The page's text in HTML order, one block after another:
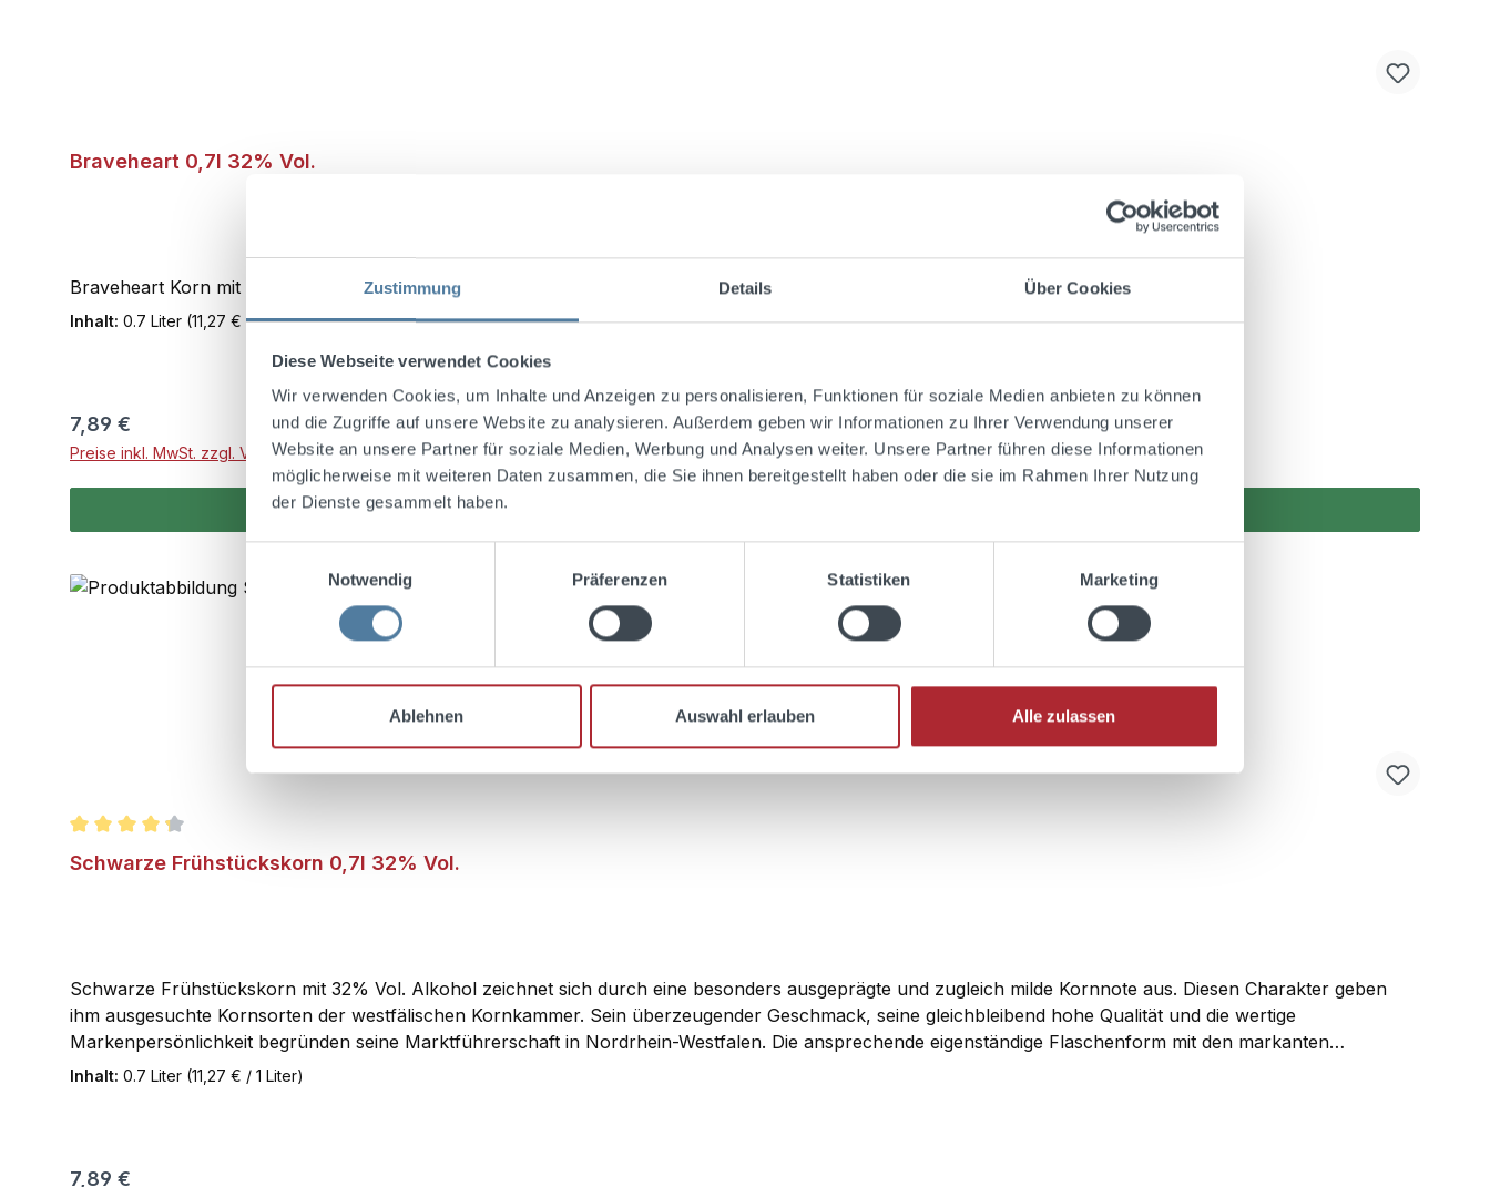
Zustimmung Details Über Cookies
Diese Webseite verwendet Cookies
Wir verwenden Cookies, um Inhalte und Anzeigen zu personalisieren, Funktionen für soziale Medien anbieten zu können
und die Zugriffe auf unsere Website zu analysieren. Außerdem geben wir Informationen zu Ihrer Verwendung unserer
Website an unsere Partner für soziale Medien, Werbung und Analysen weiter. Unsere Partner führen diese Informationen
möglicherweise mit weiteren Daten zusammen, die Sie ihnen bereitgestellt haben oder die sie im Rahmen Ihrer Nutzung
der Dienste gesammelt haben.
Notwendig
Präferenzen Statistiken Marketing
Ablehnen Auswahl erlauben Alle zulassen
Braveheart 0,7l 32% Vol.
Braveheart Korn mit seinen milden 32% vol. ist der Korn für Genießer.
Inhalt: 0.7 Liter (11,27 € / 1 Liter)
Regulärer Preis:
7,89 €
Preise inkl. MwSt. zzgl. Versandkosten
Durchschnittliche Bewertung von 4.2 von 5 Sternen
Schwarze Frühstückskorn 0,7l 32% Vol.
Schwarze Frühstückskorn mit 32% Vol. Alkohol zeichnet sich durch eine besonders ausgeprägte und zugleich milde Kornnote aus. Diesen Charakter geben
ihm ausgesuchte Kornsorten der westfälischen Kornkammer. Sein überzeugender Geschmack, seine gleichbleibend hohe Qualität und die wertige
Markenpersönlichkeit begründen seine Marktführerschaft in Nordrhein-Westfalen. Die ansprechende eigenständige Flaschenform mit den markanten
Prägungen spiegelt diese einzigartige Qualität wider. Markenzeichen des Hauses Schwarze ist der typische Bauernkopf, der Genuss und Gemütlichkeit
Inhalt: 0.7 Liter (11,27 € / 1 Liter)
Regulärer Preis:
7,89 €